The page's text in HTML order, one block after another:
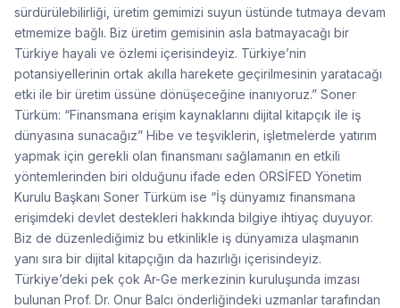
sürdürülebilirliği, üretim gemimizi suyun üstünde tutmaya devam
etmemize bağlı. Biz üretim gemisinin asla batmayacağı bir
Türkiye hayali ve özlemi içerisindeyiz. Türkiye’nin
potansiyellerinin ortak akılla harekete geçirilmesinin yaratacağı
etki ile bir üretim üssüne dönüşeceğine inanıyoruz.” Soner
Türküm: “Finansmana erişim kaynaklarını dijital kitapçık ile iş
dünyasına sunacağız” Hibe ve teşviklerin, işletmelerde yatırım
yapmak için gerekli olan finansmanı sağlamanın en etkili
yöntemlerinden biri olduğunu ifade eden ORSİFED Yönetim
Kurulu Başkanı Soner Türküm ise “İş dünyamız finansmana
erişimdeki devlet destekleri hakkında bilgiye ihtiyaç duyuyor.
Biz de düzenlediğimiz bu etkinlikle iş dünyamıza ulaşmanın
yanı sıra bir dijital kitapçığın da hazırlığı içerisindeyiz.
Türkiye’deki pek çok Ar-Ge merkezinin kuruluşunda imzası
bulunan Prof. Dr. Onur Balcı önderliğindeki uzmanlar tarafından